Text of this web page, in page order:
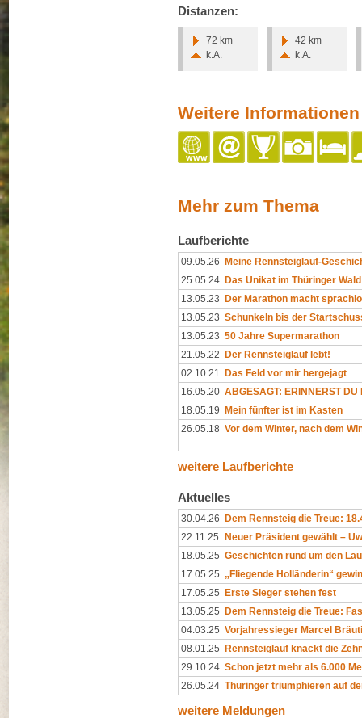
Distanzen:
72 km
k.A.
42 km
k.A.
Weitere Informationen
Mehr zum Thema
Laufberichte
09.05.26 Meine Rennsteiglauf-
25.05.24 Das Unikat im Thüringer Wald
13.05.23 Der Marathon macht
13.05.23 Schunkeln bis der
13.05.23 50 Jahre Supermarathon
21.05.22 Der Rennsteiglauf lebt!
02.10.21
Das Feld vor mir hergejagt
16.05.20 ABGESAGT: ERINNERST DU
18.05.19 Mein fünfter ist im Kasten
26.05.18 Vor dem Winter, nach dem
weitere Laufberichte
Aktuelles
30.04.26 Dem Rennsteig die Treue:
22.11.25 Neuer Präsident gewählt –
18.05.25 Geschichten rund um den
17.05.25 „Fliegende Holländerin“
17.05.25 Erste Sieger stehen fest
13.05.25 Dem Rennsteig die Treue:
04.03.25 Vorjahressieger Marcel
08.01.25 Rennsteiglauf knackt die
29.10.24 Schon jetzt mehr als 6.000
26.05.24 Thüringer triumphieren auf
weitere Meldungen